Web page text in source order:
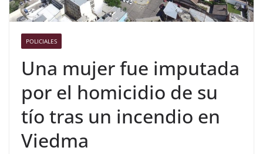
POLICIALES
Una mujer fue imputada
por el homicidio de su
tío tras un incendio en
Viedma